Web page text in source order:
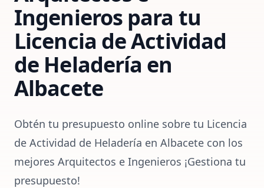
Ingenieros para tu
Licencia de Actividad
de Heladería en
Albacete
Obtén tu presupuesto online sobre tu Licencia
de Actividad de Heladería en Albacete con los
mejores Arquitectos e Ingenieros ¡Gestiona tu
presupuesto!